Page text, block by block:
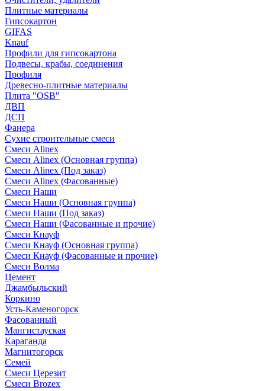
Плитные материалы
Гипсокартон
GIFAS
Knauf
Профили для гипсокартона
Подвесы, крабы, соединения
Профиля
Древесно-плитные материалы
Плита "OSB"
ДВП
ДСП
Фанера
Сухие строительные смеси
Смеси Alinex
Смеси Alinex (Основная группа)
Смеси Alinex (Под заказ)
Смеси Alinex (Фасованные)
Смеси Наши
Смеси Наши (Основная группа)
Смеси Наши (Под заказ)
Смеси Наши (Фасованные и прочие)
Смеси Кнауф
Смеси Кнауф (Основная группа)
Смеси Кнауф (Фасованные и прочие)
Смеси Волма
Цемент
Джамбыльский
Коркино
Усть-Каменогорск
Фасованный
Мангистауская
Караганда
Магнитогорск
Семей
Смеси Церезит
Смеси Brozex